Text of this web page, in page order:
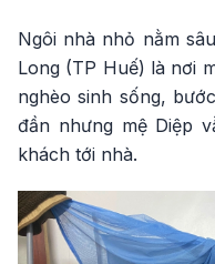
Ngôi nhà nhỏ nằm
Long (TP Huế) là nơi
nghèo sinh sống,
đần nhưng mệ Diệp
khách tới nhà.